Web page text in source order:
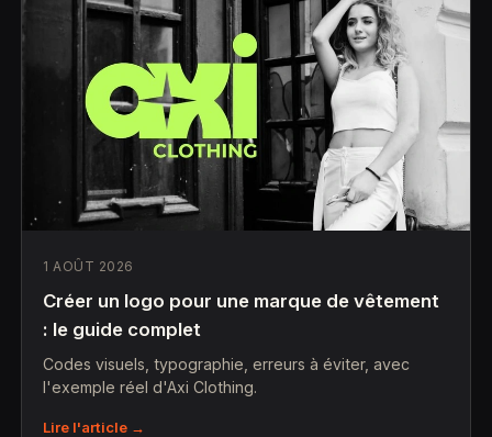
1 AOÛT 2026
Créer un logo pour une marque de vêtement
: le guide complet
Codes visuels, typographie, erreurs à éviter, avec
l'exemple réel d'Axi Clothing.
Lire l'article →